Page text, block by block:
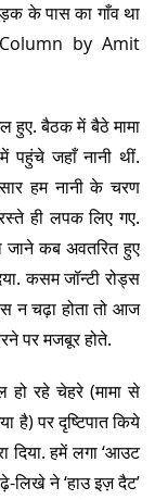
के पास का गाँव था
(Column by Amit
हुए. बैठक में बैठे मामा
पहुंचे जहाँ नानी थीं.
हम नानी के चरण
ही लपक लिए गए.
जाने कब अवतरित हुए
कसम जॉन्टी रोड्स
न चढ़ा होता तो आज
पर मजबूर होते.
हो रहे चेहरे (मामा से
है) पर दृष्टिपात किये
दिया. हमें लगा ‘आउट
लिखे ने ‘हाउ इज़ दैट’